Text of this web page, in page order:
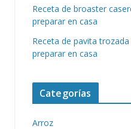
Receta de broaster
preparar en casa
Receta de pavita
preparar en casa
Categorías
Arroz